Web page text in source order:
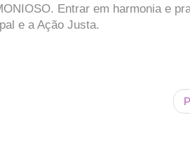
Entrar em harmonia e
e a Ação Justa.